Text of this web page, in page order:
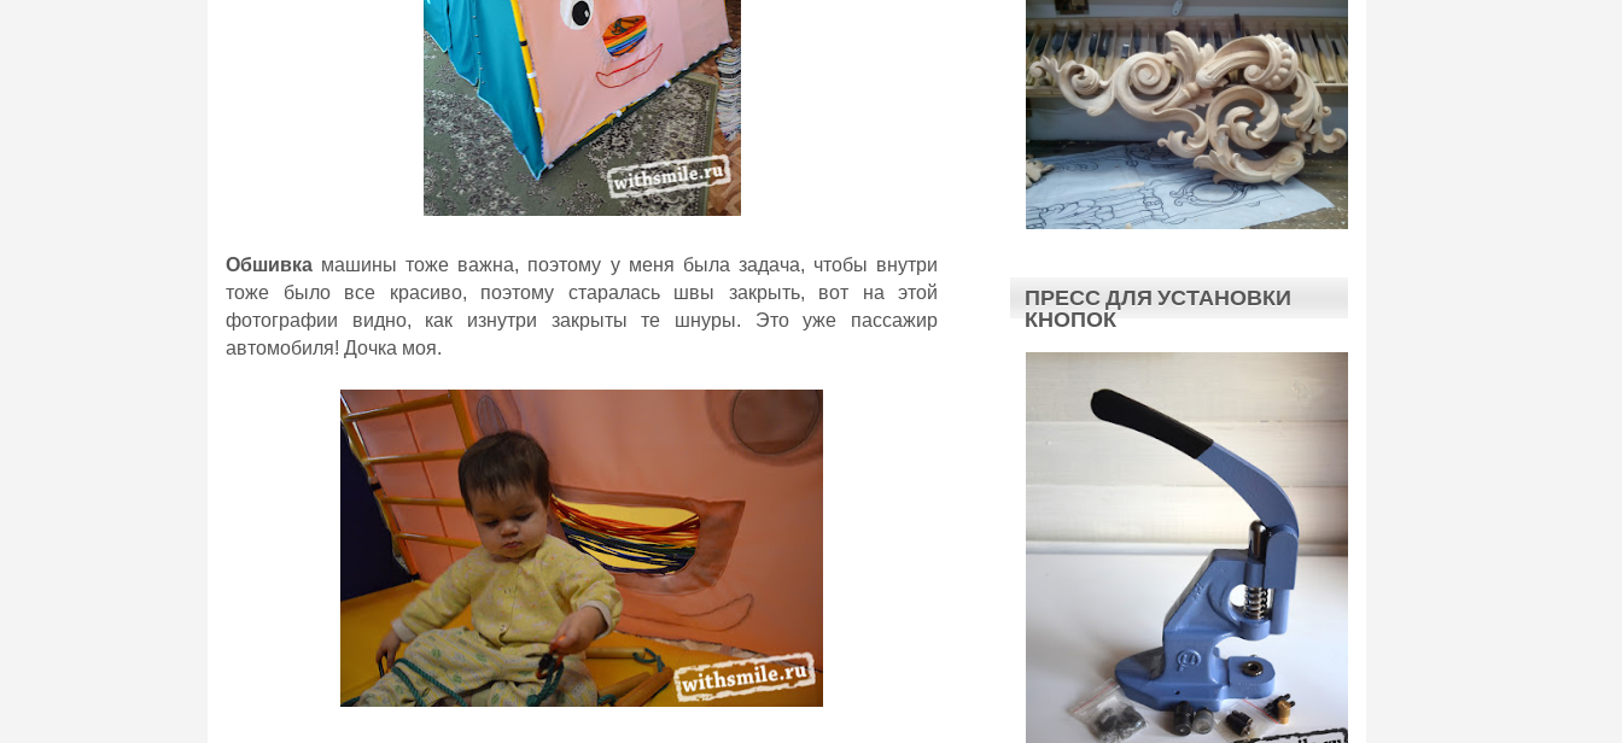
Обшивка машины тоже важна, поэтому у меня была задача, чтобы внутри
тоже было все красиво, поэтому старалась швы закрыть, вот на этой
фотографии видно, как изнутри закрыты те шнуры. Это уже пассажир
автомобиля! Дочка моя.
ПРЕСС ДЛЯ УСТАНОВКИ
КНОПОК